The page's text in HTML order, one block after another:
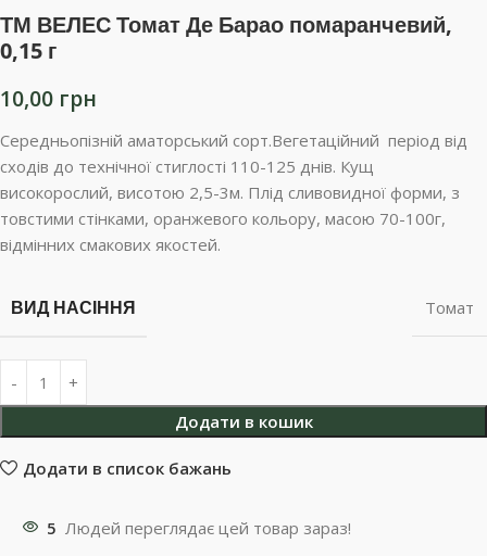
ТМ ВЕЛЕС Томат Де Барао помаранчевий,
0,15 г
10,00 грн
Середньопізній аматорський сорт.Вегетаційний період від
сходів до технічної стиглості 110-125 днів. Кущ
високорослий, висотою 2,5-3м. Плід сливовидної форми, з
товстими стінками, оранжевого кольору, масою 70-100г,
відмінних смакових якостей.
ВИД НАСІННЯ Томат
Додати в кошик
Додати в список бажань
5 Людей переглядає цей товар зараз!